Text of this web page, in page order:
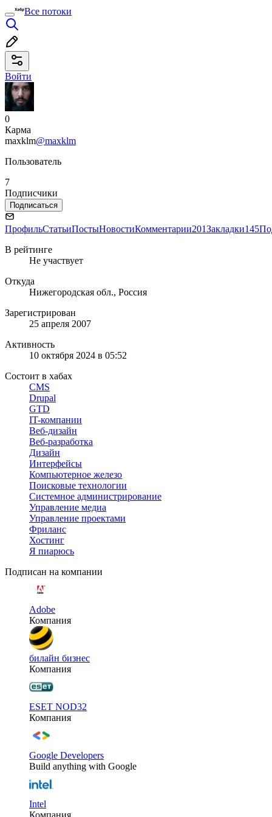
Все потоки
Войти
0
Карма
maxklm@maxklm
Пользователь
7
Подписчики
Подписаться
ПрофильСтатьиПостыНовостиКомментарии201Закладки145
В рейтинге
Не участвует
Откуда
Нижегородская обл., Россия
Зарегистрирован
25 апреля 2007
Активность
10 октября 2024 в 05:52
Состоит в хабах
CMS
Drupal
GTD
IT-компании
Веб-дизайн
Веб-разработка
Дизайн
Интерфейсы
Компьютерное железо
Поисковые технологии
Системное администрирование
Управление медиа
Управление проектами
Фриланс
Хостинг
Я пиарюсь
Подписан на компании
Adobe
Компания
билайн бизнес
Компания
ESET NOD32
Компания
Google Developers
Build anything with Google
Intel
Компания